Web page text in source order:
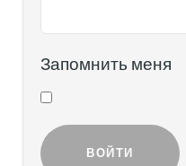
Запомнить меня
ВОЙТИ